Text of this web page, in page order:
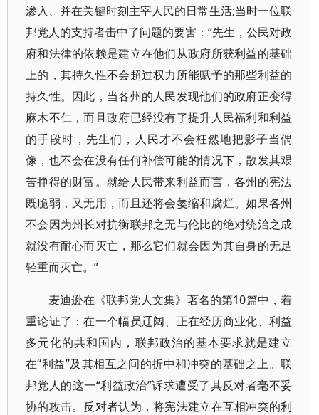
渗入、并在关键时刻主宰人民的日常生活;当时一位联
邦党人的支持者击中了问题的要害：“先生，公民对政
府和法律的依赖是建立在他们从政府所获利益的基础
上的，其持久性不会超过权力所能赋予的那些利益的
持久性。因此，当各州的人民发现他们的政府正变得
麻木不仁，而且政府已经没有了提升人民福利和利益
的手段时，先生们，人民才不会枉然地把影子当偶
像，也不会在没有任何补偿可能的情况下，散发其艰
苦挣得的财富。就给人民带来利益而言，各州的宪法
既脆弱，又无用，而且还将会萎缩和腐烂。如果各州
不会因为州长对抗衡联邦之无与伦比的绝对统治之成
就没有耐心而灭亡，那么它们就会因为其自身的无足
轻重而灭亡。”
麦迪逊在《联邦党人文集》著名的第10篇中，着
重论证了：在一个幅员辽阔、正在经历商业化、利益
多元化的共和国内，联邦政治的基本要求就是建立
在“利益”及其相互之间的折中和冲突的基础之上。联
邦党人的这一“利益政治”诉求遭受了其反对者毫不妥
协的攻击。反对者认为，将宪法建立在互相冲突的利